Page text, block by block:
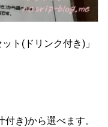
ト(ドリンク付き)」
き)から選べます。